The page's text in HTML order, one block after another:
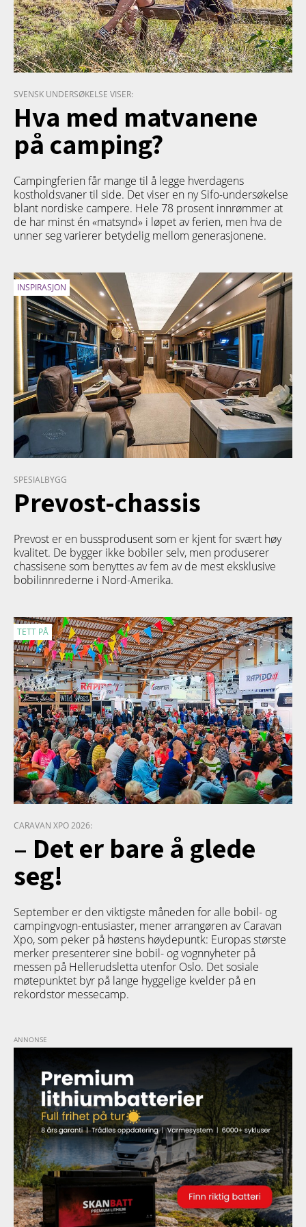
SVENSK UNDERSØKELSE VISER:
Hva med matvanene
på camping?
Campingferien får mange til å legge hverdagens
kostholdsvaner til side. Det viser en ny Sifo-undersøkelse
blant nordiske campere. Hele 78 prosent innrømmer at
de har minst én «matsynd» i løpet av ferien, men hva de
unner seg varierer betydelig mellom generasjonene.
INSPIRASJON
SPESIALBYGG
Prevost-chassis
Prevost er en bussprodusent som er kjent for svært høy
kvalitet. De bygger ikke bobiler selv, men produserer
chassisene som benyttes av fem av de mest eksklusive
bobilinnrederne i Nord-Amerika.
TETT PÅ
CARAVAN XPO 2026:
– Det er bare å glede
seg!
September er den viktigste måneden for alle bobil- og
campingvogn-entusiaster, mener arrangøren av Caravan
Xpo, som peker på høstens høydepuntk: Europas største
merker presenterer sine bobil- og vognnyheter på
messen på Hellerudsletta utenfor Oslo. Det sosiale
møtepunktet byr på lange hyggelige kvelder på en
rekordstor messecamp.